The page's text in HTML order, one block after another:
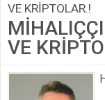
VE KRİPTOLAR.!
VE